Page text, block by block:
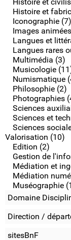
Histoire et
Iconographie (7)
Images
Langues et
Langues rares
Multimédia (3)
Musicologie
Numismatique
Philosophie (2)
Photographies
Sciences
Sciences et
Sciences
Valorisation (10)
Edition (2)
Gestion de
Médiation et
Médiation
Muséographie
Domaine
Direction /
sitesBnF